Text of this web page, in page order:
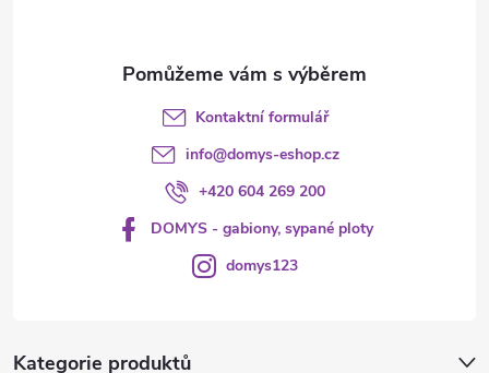
Kategorie produktů
Kontaktní formulář
info@domys-eshop.cz
+420 604 269 200
DOMYS - gabiony, sypané ploty
domys123